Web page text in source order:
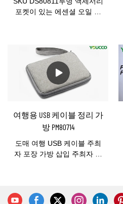
영합니다. 지금 무료 샘플을
포켓이 있는 에센셜 오일 보
후크가 있는 3중 에센셜 오일
정리 가방에센셜 오일 운반
케이스는 고밀도 폴리에스터
표면과 두꺼운 패딩 벨벳 안
감으로 제공되어 에센셜 오
다. 에센셜 오일 보관함은 손
에 들고 다니거나 일상적인
토트백이나 여행 가방에 넣
기 쉽습니다. 3-레이어 에센
셜 오일 오거나이저 백, 각 레
어 여행할 때 욕실에 쉽게 걸
여행용 USB 케이블 정리 가
방 PM80714
도매 여행 USB 케이블 주최
자 포장 가방 삽입 주최자 액
니다. 가방 전체에 3mm PE